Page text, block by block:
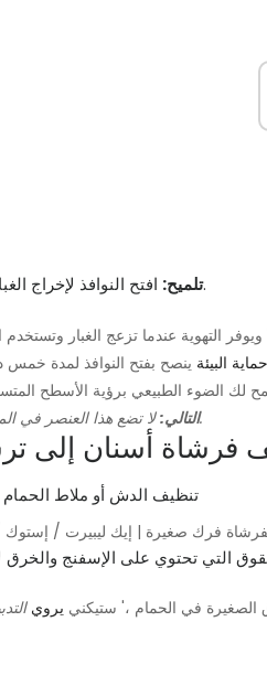
تلميح:افتح النوافذ لإخراج الغبار والهواء النقي.
التهوية عندما تزعج الغبار وتستخدم
البيئة ينصح بفتح النوافذ لمدة خمس
التالي:لا تضع هذا العنصر في المهملات ؛ نظف به.
فرشاة أسنان إلى
فرك صغيرة | إيك ليبيرت /
في الحمام ،' ستيكني يروي